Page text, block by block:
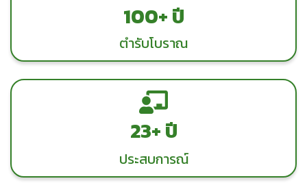
100+ ปี
ตำรับโบราณ
23+ ปี
ประสบการณ์